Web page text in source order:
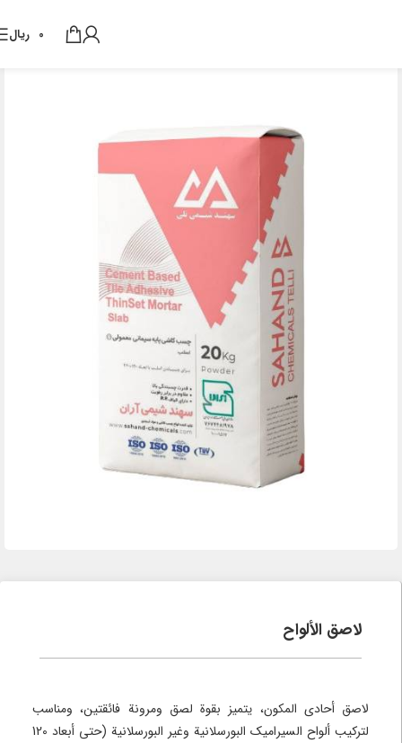
0 ریال
لاصق الألواح
لاصق أحادي المكون، يتميز بقوة لصق ومرونة فائقتين، ومناسب
لتركيب ألواح السيراميك البورسلانية وغير البورسلانية (حتى أبعاد 120